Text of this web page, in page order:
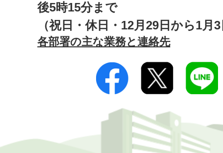
後5時15分まで
（祝日・休日・12月29日から1月
各部署の主な業務と連絡先